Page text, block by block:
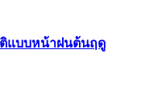
ติแบบหน้าฝนต้นฤดู️